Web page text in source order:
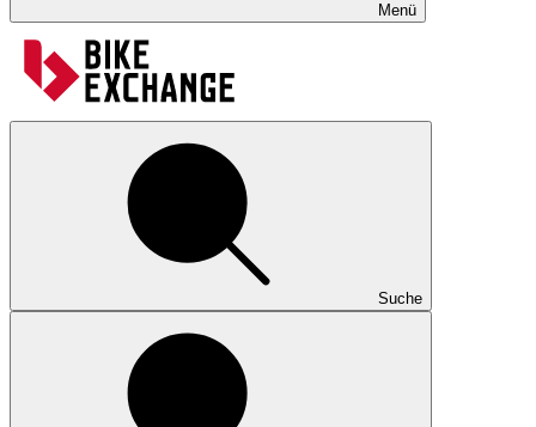
Menü
Suche